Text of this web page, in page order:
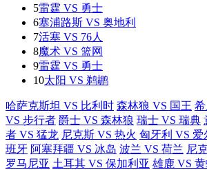
5雷霆 VS 勇士
6塞浦路斯 VS 奥地利
7活塞 VS 76人
8魔术 VS 篮网
9雷霆 VS 勇士
10太阳 VS 鹈鹕
哈萨克斯坦 VS 比利时 森林狼 VS 国王
VS 步行者 爵士 VS 森林狼 瑞士 VS 瑞典
者 VS 猛龙 尼克斯 VS 热火 匈牙利 VS 爱
班牙 阿塞拜疆 VS 冰岛 波兰 VS 荷兰 尼
罗马尼亚 土耳其 VS 保加利亚 雄鹿 VS